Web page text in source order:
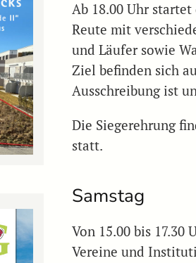
Ab 18.00 Uhr
Reute mit
und Läufer sowie
Ziel befinden sich
Ausschreibung ist
Die Siegerehrung
statt.
Samstag
Von 15.00 bis 17.30
Vereine und